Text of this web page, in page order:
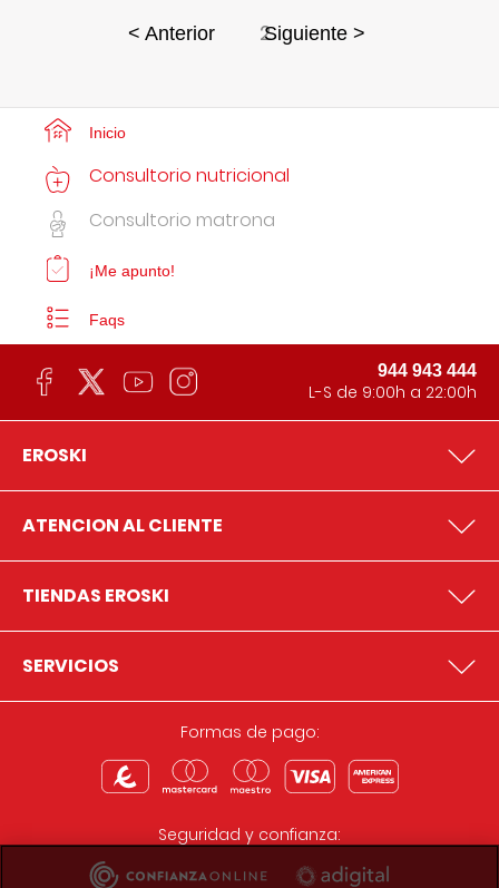
< Anterior 2Siguiente >
Inicio
Consultorio nutricional
Consultorio matrona
¡Me apunto!
Faqs
944 943 444
L-S de 9:00h a 22:00h
EROSKI
ATENCION AL CLIENTE
TIENDAS EROSKI
SERVICIOS
Formas de pago:
Seguridad y confianza: